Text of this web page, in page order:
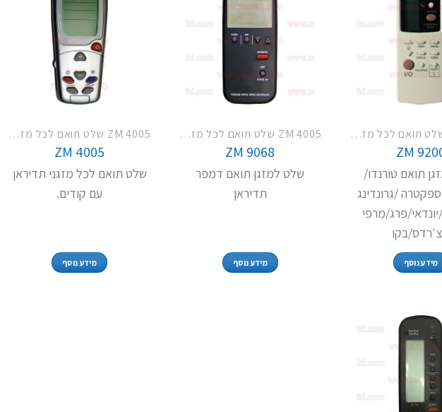
ZM 4005 שלט תואם לכל מזגני תדיראן
ZM
תואם טורנדו/
/גרונדינג
פרג/מרפי
בקו
מידע נוסף
ZM 4005 שלט תואם לכל מזגני תדיראן
ZM 9068
שלט למזגן תואם דמפר
תדיראן
מידע נוסף
ZM 4005 שלט תואם לכל מזגני תדיראן
ZM 4005
שלט תואם לכל מזגני תדיראן
עם קודים.
מידע נוסף